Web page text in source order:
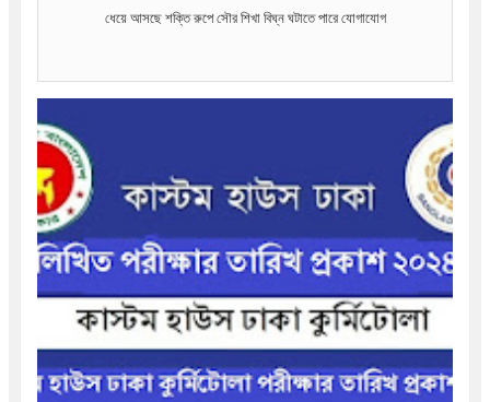
ধেয়ে আসছে শক্তি রুপে সৌর শিখা বিঘ্ন ঘটাতে পারে যোগাযোগ